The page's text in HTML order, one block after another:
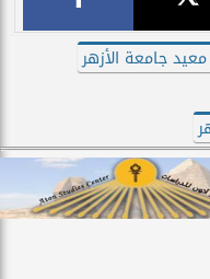
جامعة الأزهر